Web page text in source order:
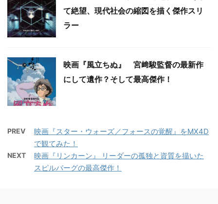
て絶望、現代社会の縮図を描く傑作スリ
ラー
映画『風立ちぬ』 宮﨑駿監督の最新作
にして遺作？そして最高傑作！
PREV
映画『スター・ウォーズ／フォースの覚醒』をMX4D
で観てみた！
NEXT
映画『リンカーン』 リーダーの孤独と資質を描いた
スピルバーグの最高傑作！